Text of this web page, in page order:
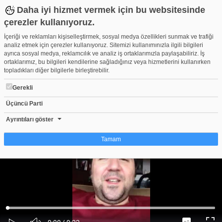
Daha iyi hizmet vermek için bu websitesinde
çerezler kullanıyoruz.
İçeriği ve reklamları kişiselleştirmek, sosyal medya özellikleri sunmak ve trafiği
analiz etmek için çerezler kullanıyoruz. Sitemizi kullanımınızla ilgili bilgileri
ayrıca sosyal medya, reklamcılık ve analiz iş ortaklarımızla paylaşabiliriz. İş
ortaklarımız, bu bilgileri kendilerine sağladığınız veya hizmetlerini kullanırken
topladıkları diğer bilgilerle birleştirebilir.
Gerekli
Üçüncü Parti
Ayrıntıları göster
Tamam
Çerezler, web-sitelerinin, kullanıcıların deneyimlerini daha verimli hale getirmek
amacıyla kullandığı küçük metin dosyalarıdır. Yasalara göre, bu sitenin
işletilmesi için kesinlikle gerekli olan çerezleri cihazınıza yerleştirebiliyoruz.
Diğer çerez türleri için sizden izin almamız gerekiyor. Bu site farklı çerez türleri
kullanmaktadır. Bazı çerezler, sayfalarımızda yer alan üçüncü şahıs hizmetleri
tarafından yerleştirilir. İzniniz şu alanlar için geçerlidir: web.tv
Ses
Yüklendi:
Yükleniyor:
Ata Demirer'den Mesaj Var